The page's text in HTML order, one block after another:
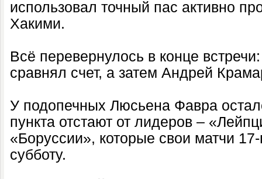
использовал точный пас активно
Хакими.
Всё перевернулось в конце
сравнял счет, а затем Андрей
У подопечных Люсьена Фавра
пункта отстают от лидеров –
«Боруссии», которые свои матчи 17-
субботу.